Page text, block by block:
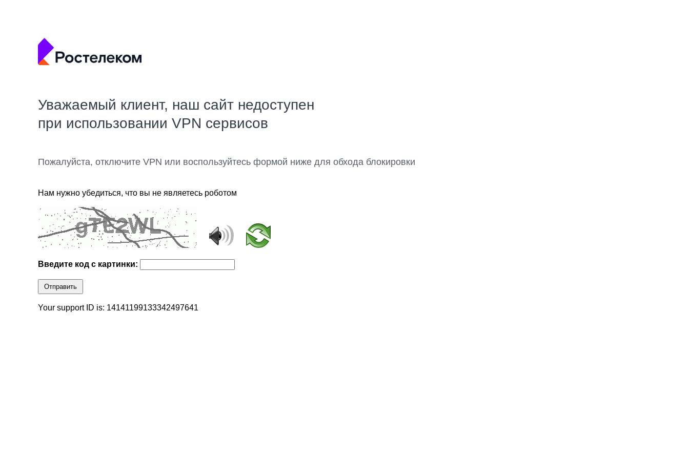
Уважаемый клиент, наш сайт недоступен
при использовании VPN сервисов
Пожалуйста, отключите VPN или воспользуйтесь формой ниже для обхода блокировки
Нам нужно убедиться, что вы не являетесь роботом
Введите код с картинки:
Отправить
Your support ID is: 14141199133342497641